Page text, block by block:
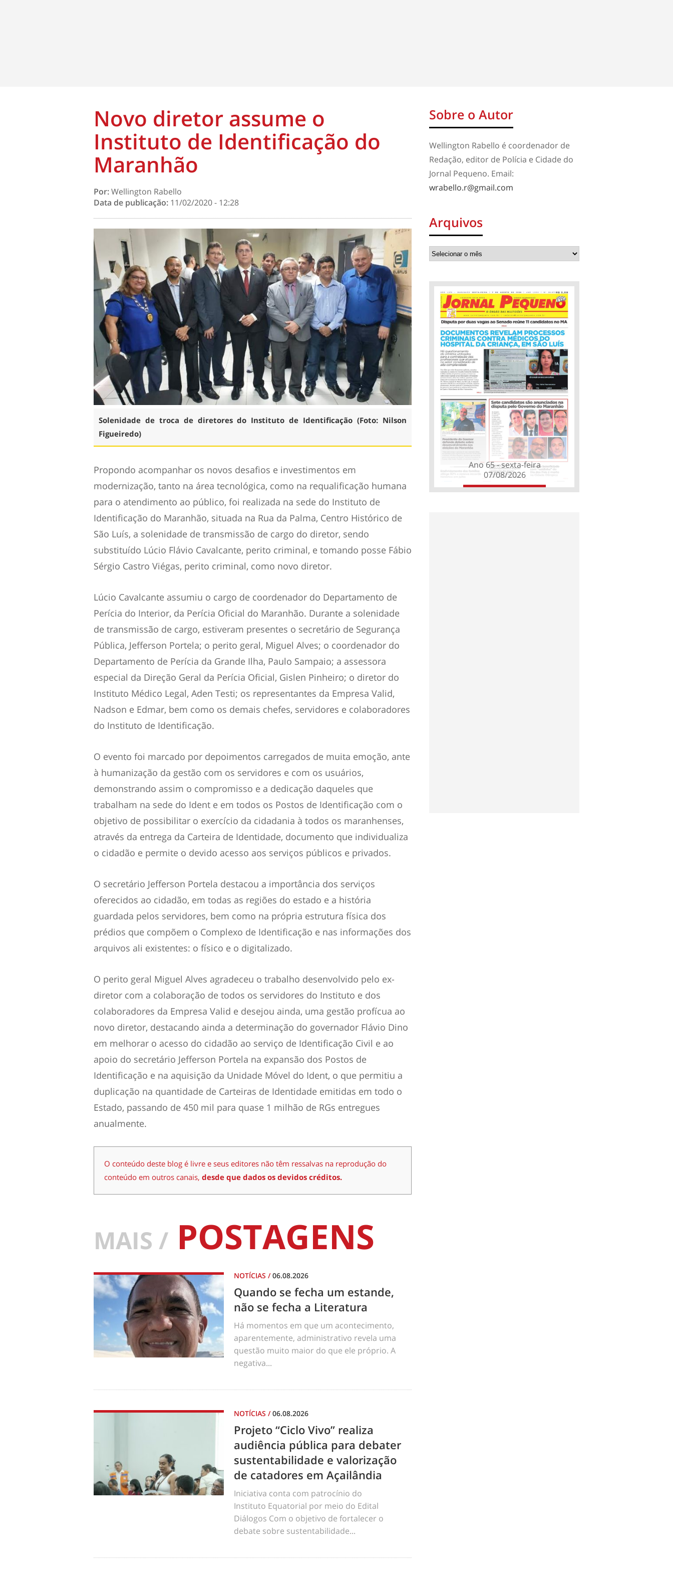
Novo diretor assume o
Instituto de Identificação do
Maranhão
Por:Wellington Rabello
Data de publicação: 11/02/2020 - 12:28
Solenidade de troca de diretores do Instituto de Identificação (Foto: Nilson
Figueiredo)
Propondo acompanhar os novos desafios e investimentos em
modernização, tanto na área tecnológica, como na requalificação humana
para o atendimento ao público, foi realizada na sede do Instituto de
Identificação do Maranhão, situada na Rua da Palma, Centro Histórico de
São Luís, a solenidade de transmissão de cargo do diretor, sendo
substituído Lúcio Flávio Cavalcante, perito criminal, e tomando posse Fábio
Sérgio Castro Viégas, perito criminal, como novo diretor.
Lúcio Cavalcante assumiu o cargo de coordenador do Departamento de
Perícia do Interior, da Perícia Oficial do Maranhão. Durante a solenidade
de transmissão de cargo, estiveram presentes o secretário de Segurança
Pública, Jefferson Portela; o perito geral, Miguel Alves; o coordenador do
Departamento de Perícia da Grande Ilha, Paulo Sampaio; a assessora
especial da Direção Geral da Perícia Oficial, Gislen Pinheiro; o diretor do
Instituto Médico Legal, Aden Testi; os representantes da Empresa Valid,
Nadson e Edmar, bem como os demais chefes, servidores e colaboradores
do Instituto de Identificação.
O evento foi marcado por depoimentos carregados de muita emoção, ante
à humanização da gestão com os servidores e com os usuários,
demonstrando assim o compromisso e a dedicação daqueles que
trabalham na sede do Ident e em todos os Postos de Identificação com o
objetivo de possibilitar o exercício da cidadania à todos os maranhenses,
através da entrega da Carteira de Identidade, documento que individualiza
o cidadão e permite o devido acesso aos serviços públicos e privados.
O secretário Jefferson Portela destacou a importância dos serviços
oferecidos ao cidadão, em todas as regiões do estado e a história
guardada pelos servidores, bem como na própria estrutura física dos
prédios que compõem o Complexo de Identificação e nas informações dos
arquivos ali existentes: o físico e o digitalizado.
O perito geral Miguel Alves agradeceu o trabalho desenvolvido pelo ex-
diretor com a colaboração de todos os servidores do Instituto e dos
colaboradores da Empresa Valid e desejou ainda, uma gestão profícua ao
novo diretor, destacando ainda a determinação do governador Flávio Dino
em melhorar o acesso do cidadão ao serviço de Identificação Civil e ao
apoio do secretário Jefferson Portela na expansão dos Postos de
Identificação e na aquisição da Unidade Móvel do Ident, o que permitiu a
duplicação na quantidade de Carteiras de Identidade emitidas em todo o
Estado, passando de 450 mil para quase 1 milhão de RGs entregues
anualmente.
O conteúdo deste blog é livre e seus editores não têm ressalvas na reprodução do
conteúdo em outros canais, desde que dados os devidos créditos.
MAIS / POSTAGENS
NOTÍCIAS /06.08.2026
Quando se fecha um estande,
não se fecha a Literatura
Há momentos em que um acontecimento,
aparentemente, administrativo revela uma
questão muito maior do que ele próprio. A
negativa...
NOTÍCIAS /06.08.2026
Projeto “Ciclo Vivo” realiza
audiência pública para debater
sustentabilidade e valorização
de catadores em Açailândia
Iniciativa conta com patrocínio do
Instituto Equatorial por meio do Edital
Diálogos Com o objetivo de fortalecer o
debate sobre sustentabilidade...
Sobre o Autor
Wellington Rabello é coordenador de
Redação, editor de Polícia e Cidade do
Jornal Pequeno. Email:
wrabello.r@gmail.com
Arquivos
Ano 65 - sexta-feira
07/08/2026